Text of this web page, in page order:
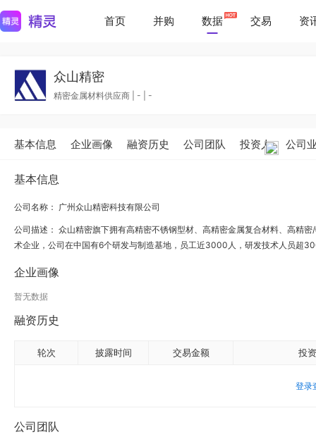
首页 并购 数据 交易 资
众山精密
精密金属材料供应商 - -
基本信息 企业画像 融资历史 公司团队 投资人 公司
基本信息
公司名称： 广州众山精密科技有限公司
公司描述： 众山精密旗下拥有高精密不锈钢型材、高精密金属复合材料、高精
术企业，公司在中国有6个研发与制造基地，员工近3000人，研发技术人员超
企业画像
暂无数据
融资历史
轮次 披露时间 交易金额 投
登录
公司团队